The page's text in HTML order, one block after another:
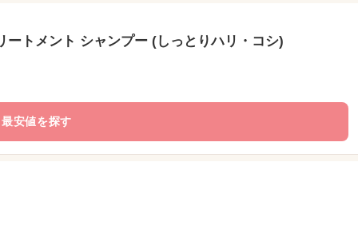
ートメント シャンプー (しっとりハリ・コシ)
最安値を探す